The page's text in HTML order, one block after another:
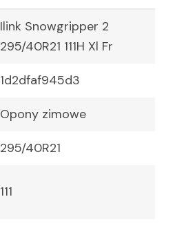
Ilink Snowgripper 2
295/40R21 111H Xl Fr
1d2dfaf945d3
Opony zimowe
295/40R21
111